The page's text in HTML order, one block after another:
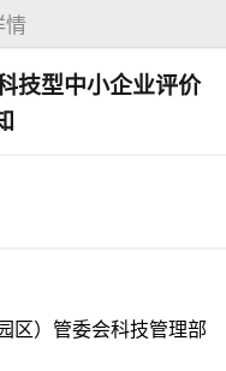
情
技型中小企业评价
区）管委会科技管理部